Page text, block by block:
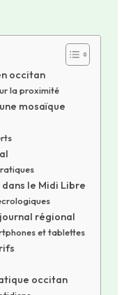
occitan
la proximité
mosaïque
le Midi Libre
régional
et tablettes
occitan